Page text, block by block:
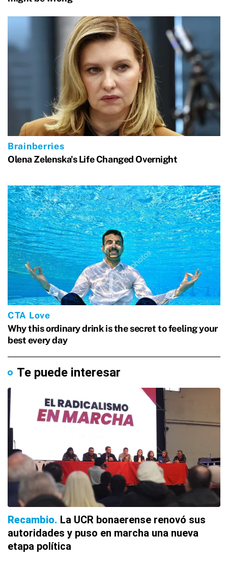
Te puede interesar
Recambio La UCR bonaerense renovó sus
autoridades y puso en marcha una nueva
etapa política